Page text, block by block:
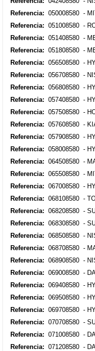
Referencia: 050008580 -
Referencia: 051008580 -
Referencia: 051408580 -
Referencia: 051808580 -
Referencia: 056508580 -
Referencia: 056708580 -
Referencia: 056808580 -
Referencia: 057408580 -
Referencia: 057508580 -
Referencia: 057608580 -
Referencia: 057908580 -
Referencia: 058008580 -
Referencia: 064508580 -
Referencia: 065508580 -
Referencia: 067008580 -
Referencia: 068108580 -
Referencia: 068208580 -
Referencia: 068308580 -
Referencia: 068508580 -
Referencia: 068708580 -
Referencia: 068908580 -
Referencia: 069008580 -
Referencia: 069408580 -
Referencia: 069508580 -
Referencia: 069708580 -
Referencia: 070708580 -
Referencia: 071008580 -
Referencia: 071208580 -